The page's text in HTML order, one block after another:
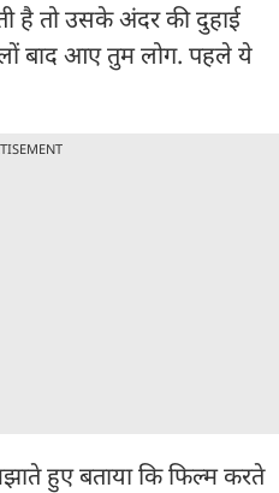
है तो उसके अंदर की दुहाई
बाद आए तुम लोग. पहले ये
हुए बताया कि फिल्म करते